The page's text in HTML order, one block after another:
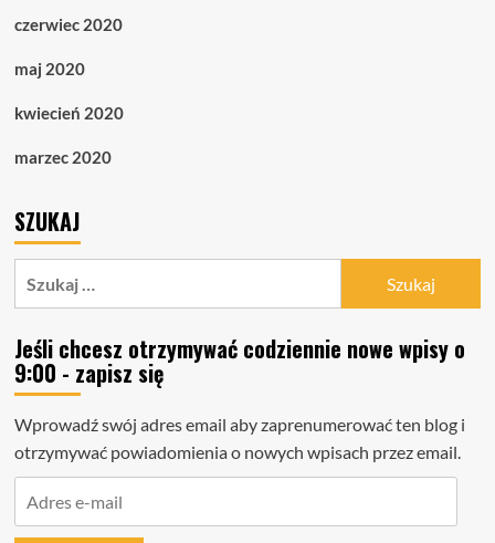
czerwiec 2020
maj 2020
kwiecień 2020
marzec 2020
SZUKAJ
Jeśli chcesz otrzymywać codziennie nowe wpisy o
9:00 - zapisz się
Wprowadź swój adres email aby zaprenumerować ten blog i
otrzymywać powiadomienia o nowych wpisach przez email.